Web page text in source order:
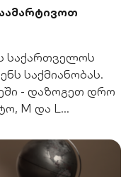
საქართველოს
საქმიანობას.
- დაზოგეთ დრო
M და L